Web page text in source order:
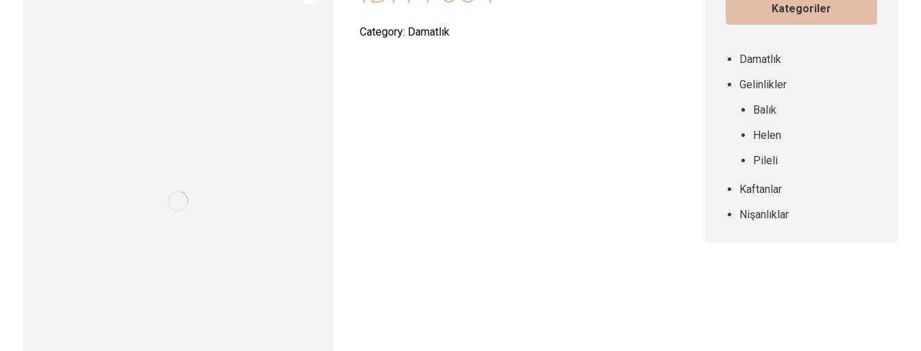
Category: Damatlık
Kategoriler
Damatlık
Gelinlikler
Balık
Helen
Pileli
Kaftanlar
Nişanlıklar